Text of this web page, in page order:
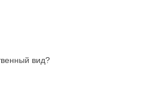
вид?